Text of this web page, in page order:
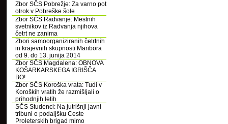
Zbor SČS Pobrežje: Za varno pot
otrok v Pobreške šole
Zbor SČS Radvanje: Mestnih
svetnikov iz Radvanja njihova
četrt ne zanima
Zbori samoorganiziranih četrtnih
in krajevnih skupnosti Maribora
od 9. do 13. junija 2014
Zbor SČS Magdalena: OBNOVA
KOŠARKARSKEGA IGRIŠČA
BO!
Zbor SČS Koroška vrata: Tudi v
Koroških vratih že razmišljali o
prihodnjih letih
SČS Studenci: Na jutrišnji javni
tribuni o podaljšku Ceste
Proleterskih brigad mimo